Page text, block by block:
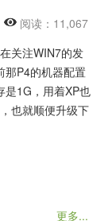
阅读：11,067
关注WIN7的发
那P4的机器配置
是1G，用着XP也
也就顺便升级下
更多...